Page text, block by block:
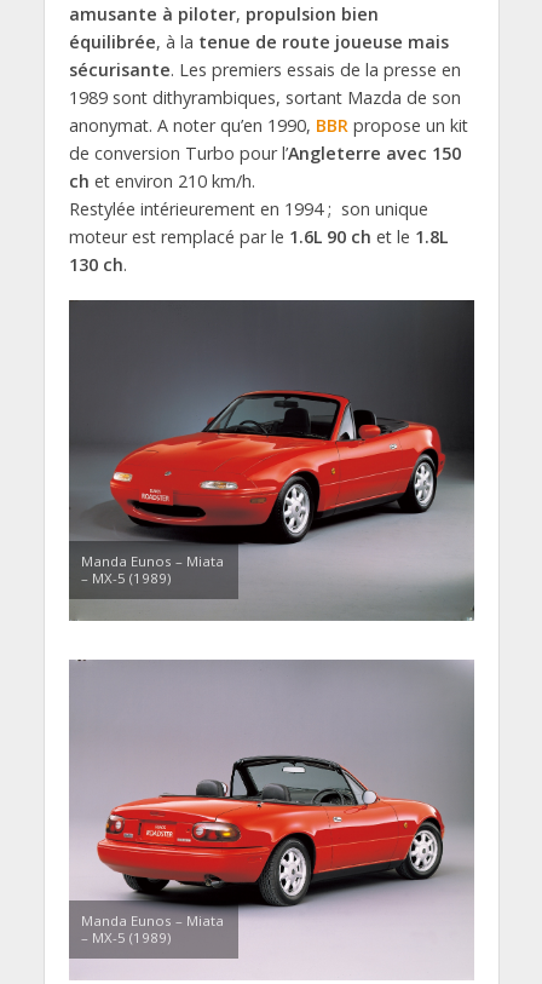
amusante à piloter, propulsion bien
équilibrée, à la tenue de route joueuse mais
sécurisante. Les premiers essais de la presse en
1989 sont dithyrambiques, sortant Mazda de son
anonymat. A noter qu’en 1990, BBR propose un kit
de conversion Turbo pour l’Angleterre avec 150
ch et environ 210 km/h.
Restylée intérieurement en 1994 ; son unique
moteur est remplacé par le 1.6L 90 ch et le 1.8L
130 ch.
Manda Eunos – Miata
– MX-5 (1989)
Manda Eunos – Miata
– MX-5 (1989)